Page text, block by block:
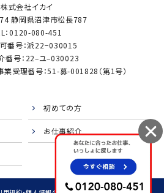
株式会社イカイ
静岡県沼津市松長787
：0120-080-451
番号：派22−030015
番号：22–ユ–030023
受理番号：51-募-001828（第1号）
初めての方
お仕事紹介